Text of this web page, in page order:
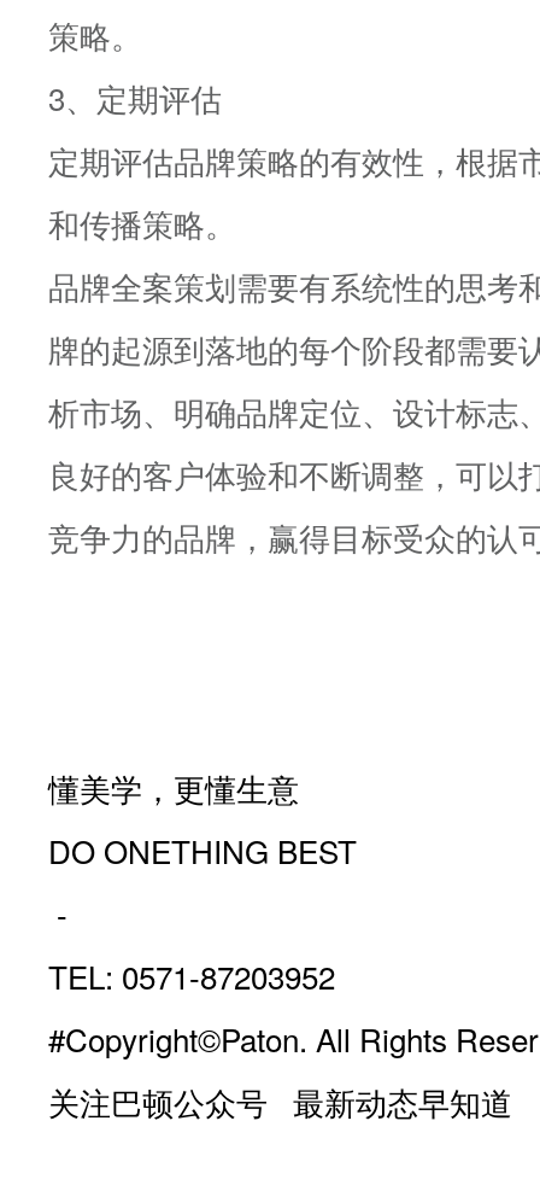
策略。
3、定期评估
定期评估品牌策略的有效性，根据
和传播策略。
品牌全案策划需要有系统性的思考
牌的起源到落地的每个阶段都需要
析市场、明确品牌定位、设计标志
良好的客户体验和不断调整，可以
竞争力的品牌，赢得目标受众的认
懂美学，更懂生意
DO ONETHING BEST
-
TEL: 0571-87203952
#Copyright©Paton. All Rights
关注巴顿公众号 最新动态早知道